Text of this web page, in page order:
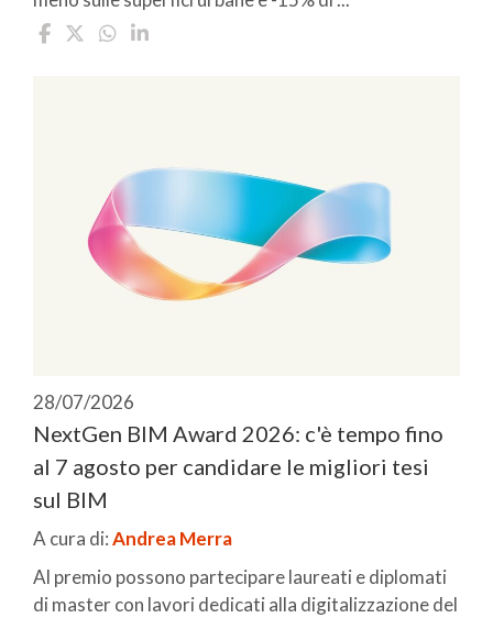
28/07/2026
NextGen BIM Award 2026: c'è tempo fino
al 7 agosto per candidare le migliori tesi
sul BIM
A cura di:Andrea Merra
Al premio possono partecipare laureati e diplomati
di master con lavori dedicati alla digitalizzazione del